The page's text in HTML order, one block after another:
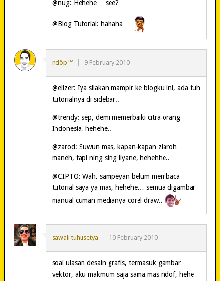
@nug: Hehehe… see?
@Blog Tutorial: hahaha…
ndöp™ 9 February 2010
@elizer: Iya silakan mampir ke blogku ini, ada tuh
tutorialnya di sidebar..
@trendy: sep, demi memerbaiki citra orang
Indonesia, hehehe..
@zarod: Suwun mas, kapan-kapan ziaroh
maneh, tapi ning sing liyane, hehehhe..
@CIPTO: Wah, sampeyan belum membaca
tutorial saya ya mas, hehehe… semua digambar
manual cuman medianya corel draw..
sawali tuhusetya 10 February 2010
soal ulasan desain grafis, termasuk gambar
vektor, aku makmum saja sama mas ndof, hehe